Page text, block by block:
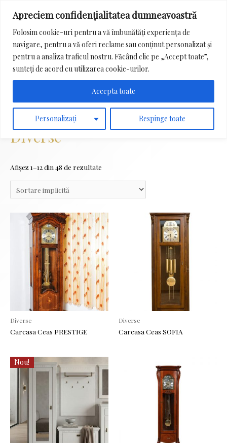
Apreciem confidențialitatea dumneavoastră
Folosim cookie-uri pentru a vă îmbunătăți experiența de
navigare, pentru a vă oferi reclame sau conținut personalizat și
pentru a analiza traficul nostru. Făcând clic pe „Accept toate”,
sunteți de acord cu utilizarea cookie-urilor.
Personalizați Respinge toate
Accepta toate
Menu
Search
for:
Prima pagină/ Diverse
Diverse
Afișez 1–12 din 48 de rezultate
Diverse
Carcasa Ceas PRESTIGE
Diverse
Carcasa Ceas SOFIA
Nou!